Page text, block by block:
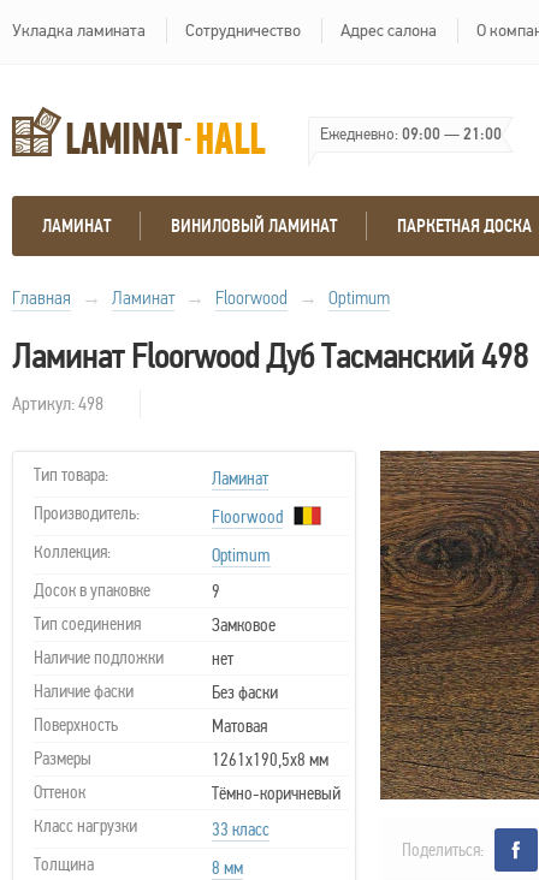
Укладка ламината Сотрудничество Адрес салона О
Ежедневно:09:00—21:00
ЛАМИНАТ ВИНИЛОВЫЙ ЛАМИНАТ ПАРКЕТНАЯ ДОСКА
Главная → Ламинат → Floorwood → Optimum
Ламинат Floorwood Дуб Тасманский 498
Артикул: 498
Тип товара:
Ламинат
Производитель:
Floorwood
Коллекция:
Optimum
Досок в упаковке
9
Тип соединения
Замковое
Наличие подложки
нет
Наличие фаски
Без фаски
Поверхность
Матовая
Размеры
1261х190,5х8 мм
Оттенок
Тёмно-коричневый
Класс нагрузки
33 класс
Толщина
8 мм
Поделиться: